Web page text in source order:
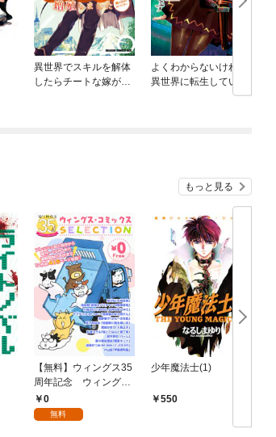
異世界でスキルを解体
したらチートな嫁が増
よくわからないけれど
異世界に転生していた
もっと見る
【無料】ウィングス35
周年記念 ウィング
ス・コミックスSELEC
TION
0
無料
少年魔法士(1)
550